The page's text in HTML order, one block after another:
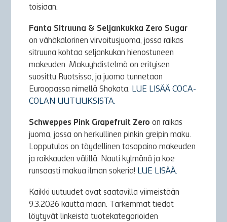
toisiaan.
Fanta Sitruuna & Seljankukka Zero Sugar
on vähäkalorinen virvoitusjuoma, jossa raikas
sitruuna kohtaa seljankukan hienostuneen
makeuden. Makuyhdistelmä on erityisen
suosittu Ruotsissa, ja juoma tunnetaan
Euroopassa nimellä Shokata. LUE LISÄÄ COCA-
COLAN UUTUUKSISTA.
Schweppes Pink Grapefruit Zero on raikas
juoma, jossa on herkullinen pinkin greipin maku.
Lopputulos on täydellinen tasapaino makeuden
ja raikkauden välillä. Nauti kylmänä ja koe
runsaasti makua ilman sokeria! LUE LISÄÄ.
Kaikki uutuudet ovat saatavilla viimeistään
9.3.2026 kautta maan. Tarkemmat tiedot
löytyvät linkeistä tuotekategorioiden